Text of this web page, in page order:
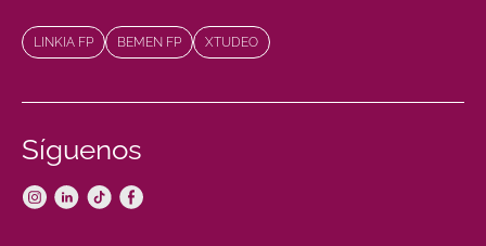
LINKIA FP BEMEN FP XTUDEO
Síguenos